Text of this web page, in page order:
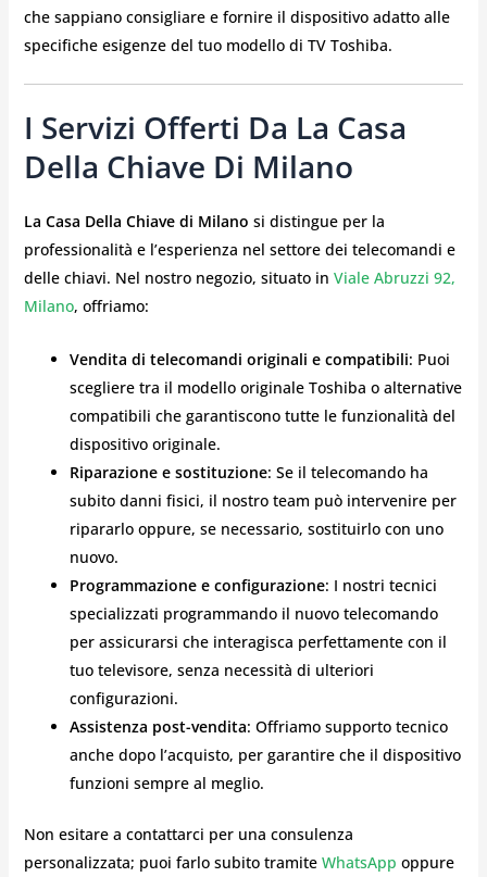
che sappiano consigliare e fornire il dispositivo adatto alle
specifiche esigenze del tuo modello di TV Toshiba.
I Servizi Offerti Da La Casa
Della Chiave Di Milano
La Casa Della Chiave di Milano si distingue per la
professionalità e l’esperienza nel settore dei telecomandi e
delle chiavi. Nel nostro negozio, situato in Viale Abruzzi 92,
Milano, offriamo:
Vendita di telecomandi originali e compatibili: Puoi
scegliere tra il modello originale Toshiba o alternative
compatibili che garantiscono tutte le funzionalità del
dispositivo originale.
Riparazione e sostituzione: Se il telecomando ha
subito danni fisici, il nostro team può intervenire per
ripararlo oppure, se necessario, sostituirlo con uno
nuovo.
Programmazione e configurazione: I nostri tecnici
specializzati programmando il nuovo telecomando
per assicurarsi che interagisca perfettamente con il
tuo televisore, senza necessità di ulteriori
configurazioni.
Assistenza post-vendita: Offriamo supporto tecnico
anche dopo l’acquisto, per garantire che il dispositivo
funzioni sempre al meglio.
Non esitare a contattarci per una consulenza
personalizzata; puoi farlo subito tramite WhatsApp oppure